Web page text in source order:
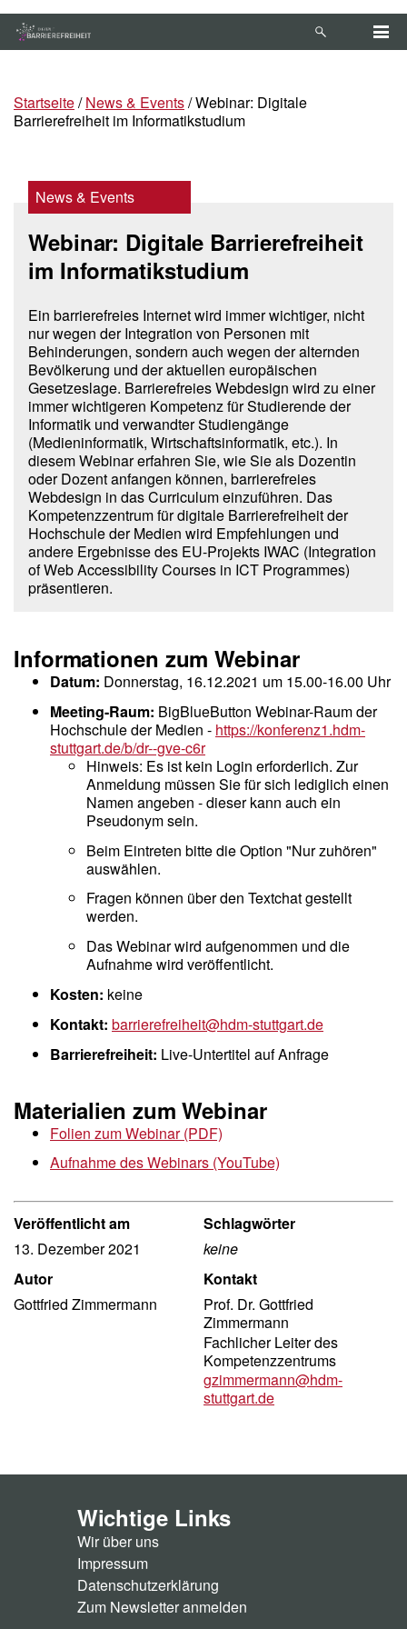
Zum Hauptinhalt springen
Anleitung zur Tastaturbedienung ansehen
Startseite/News & Events/Webinar: Digitale
Barrierefreiheit im Informatikstudium
News& Events
Webinar: Digitale Barrierefreiheit
im Informatikstudium
Ein barrierefreies Internet wird immer wichtiger, nicht
nur wegen der Integration von Personen mit
Behinderungen, sondern auch wegen der alternden
Bevölkerung und der aktuellen europäischen
Gesetzeslage. Barrierefreies Webdesign wird zu einer
immer wichtigeren Kompetenz für Studierende der
Informatik und verwandter Studiengänge
(Medieninformatik, Wirtschaftsinformatik, etc.). In
diesem Webinar erfahren Sie, wie Sie als Dozentin
oder Dozent anfangen können, barrierefreies
Webdesign in das Curriculum einzuführen. Das
Kompetenzzentrum für digitale Barrierefreiheit der
Hochschule der Medien wird Empfehlungen und
andere Ergebnisse des EU-Projekts IWAC (Integration
of Web Accessibility Courses in ICT Programmes)
präsentieren.
Informationen zum Webinar
Datum: Donnerstag, 16.12.2021 um 15.00-16.00 Uhr
Meeting-Raum: BigBlueButton Webinar-Raum der
Hochschule der Medien - https://konferenz1.hdm-
stuttgart.de/b/dr--gve-c6r
Hinweis: Es ist kein Login erforderlich. Zur
Anmeldung müssen Sie für sich lediglich einen
Namen angeben - dieser kann auch ein
Pseudonym sein.
Beim Eintreten bitte die Option "Nur zuhören"
auswählen.
Fragen können über den Textchat gestellt
werden.
Das Webinar wird aufgenommen und die
Aufnahme wird veröffentlicht.
Kosten: keine
Kontakt: barrierefreiheit@hdm-stuttgart.de
Barrierefreiheit: Live-Untertitel auf Anfrage
Materialien zum Webinar
Folien zum Webinar (PDF)
Aufnahme des Webinars (YouTube)
Informationen zu diesem Artikel
Veröffentlicht am
13. Dezember 2021
Schlagwörter
keine
Autor
Gottfried Zimmermann
Kontakt
Prof. Dr. Gottfried
Zimmermann
Fachlicher Leiter des
Kompetenzzentrums
gzimmermann@hdm-
stuttgart.de
Wichtige Links
Wir über uns
Impressum
Datenschutzerklärung
Zum Newsletter anmelden